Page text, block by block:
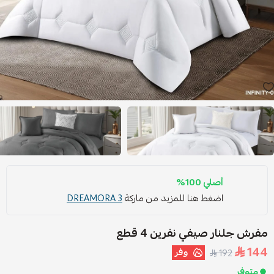
أصلي 100%
اضغط هنا للمزيد من ماركةDREAMORA 3
مفرش جلنار صيفي نفرين 4 قطع
144
192 وفر